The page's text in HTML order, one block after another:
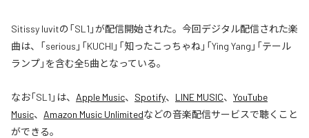
Sitissy luvitの「SL1」が配信開始された。今回デジタル配信された楽
曲は、「serious」「KUCHI」「知ったこっちゃね」「Ying Yang」「テール
ランプ」を含む全5曲となっている。
なお「SL1 」は、 Apple Music、 Spotify、 LINE MUSIC、 YouTube
Music、 Amazon Music Unlimitedなどの音楽配信サービスで聴くこと
ができる。